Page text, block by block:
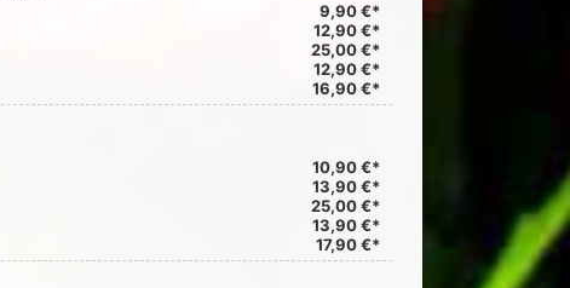
9,90 €*
12,90 €*
25,00 €*
12,90 €*
16,90 €*
10,90 €*
13,90 €*
25,00 €*
13,90 €*
17,90 €*